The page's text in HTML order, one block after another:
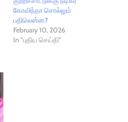
கோவிந்தா சொல்லும்
பதிலென்ன?
February 10, 2026
In "புதிய செய்தி"